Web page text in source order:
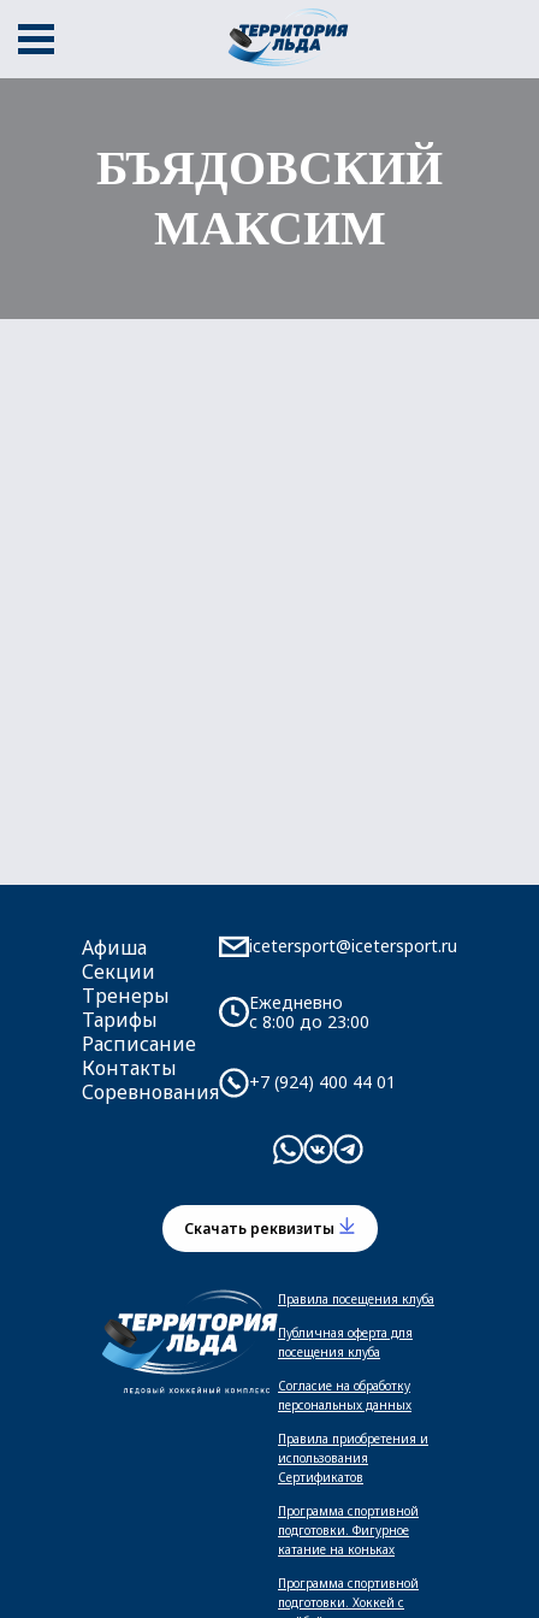
Тарифы
Расписание
Кубок содружества
БЪЯДОВСКИЙ
МАКСИМ
Афиша
Секции
Тренеры
Тарифы
Расписание
Контакты
Соревнования
icetersport@icetersport.ru
Ежедневно
c 8:00 до 23:00
+7 (924) 400 44 01
Скачать реквизиты
Правила посещения клуба
Публичная оферта для
посещения клуба
Согласие на обработку
персональных данных
Правила приобретения и
использования
Сертификатов
Программа спортивной
подготовки. Фигурное
катание на коньках
Программа спортивной
подготовки. Хоккей с